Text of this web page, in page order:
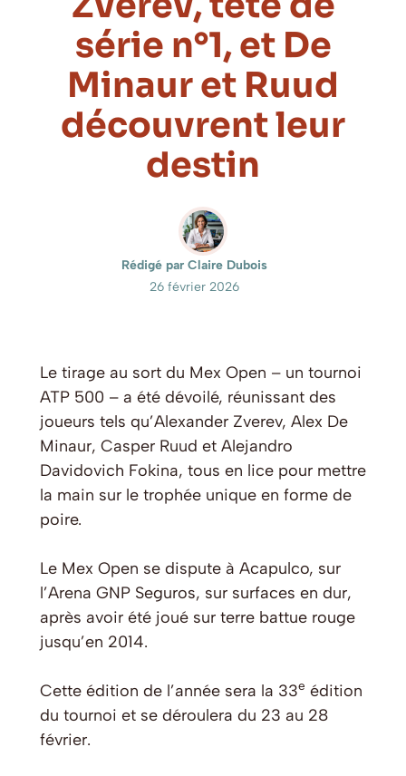
série n°1, et De
Minaur et Ruud
découvrent leur
destin
Rédigé par Claire Dubois
26 février 2026
Le tirage au sort du Mex Open – un tournoi
ATP 500 – a été dévoilé, réunissant des
joueurs tels qu’Alexander Zverev, Alex De
Minaur, Casper Ruud et Alejandro
Davidovich Fokina, tous en lice pour mettre
la main sur le trophée unique en forme de
poire.
Le Mex Open se dispute à Acapulco, sur
l’Arena GNP Seguros, sur surfaces en dur,
après avoir été joué sur terre battue rouge
jusqu’en 2014.
Cette édition de l’année sera la 33e édition
du tournoi et se déroulera du 23 au 28
février.